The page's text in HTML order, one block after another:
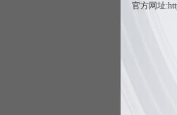
官方网址: